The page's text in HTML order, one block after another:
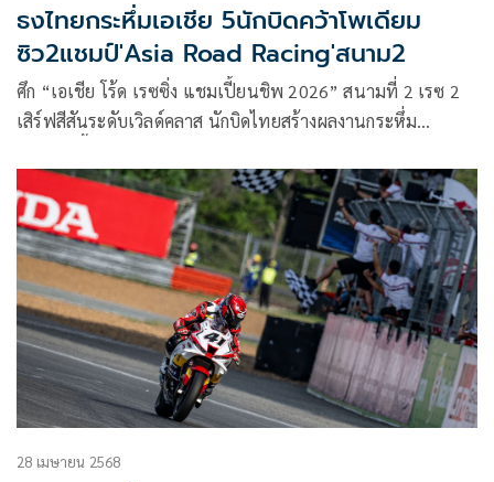
ธงไทยกระหึ่มเอเชีย 5นักบิดคว้าโพเดียม
ซิว2แชมป์'Asia Road Racing'สนาม2
ศึก “เอเชีย โร้ด เรซซิ่ง แชมเปี้ยนชิพ 2026” สนามที่ 2 เรซ 2
เสิร์ฟสีสันระดับเวิลด์คลาส นักบิดไทยสร้างผลงานกระหึ่ม
ละอองปลิว จาก ฮอนด้า เรซซิ่ง ไทยแลนด์ ผงาดวินเนอร์ ซูเปอร์
สปอร์ต 600 ซีซี ควง “ตี” อนุภาพ ซามูล จาก ยามาฮ่า ไทย
แลนด์ เรซซิ่ง ทีม ขึ้นโพเดียมแบบวันทู เช่นเดียวกับ “ไอเดีย” ก
ฤตภัทร เขื่อนคำจาก ยามาฮ่า ไทยแลนด์ เรซซิ่ง ทีม ที่บิดคว้าชัย
เอเชีย โปรดักชั่น 250 ซีซี โดยมี “เฟอร์” ปัญจรุจน์ จิตวิรุฬห์
ฉัตร ดาวรุ่งวัยเพียง 15 ปี จาก ฮอนด้า เรซซิ่ง ไทยแลนด์ ยืนคู่บน
โพเดียมอันดับ 2 ขณะที่ผลในรุ่นใหญ่ ฮาฟิซ ซยาห์ริน อดีตนัก
บิดโมโตจีพีชาวมาเลเซียจาก เจดีที เรซซิ่ง ทีม บิดหายคว้าชัยรุ่น
ใหญ่ 4 เรซติด ส่วน “ชิพ” นครินทร์ อธิรัฐภูวภัทร์ นักแข่งไทย
28 เมษายน 2568